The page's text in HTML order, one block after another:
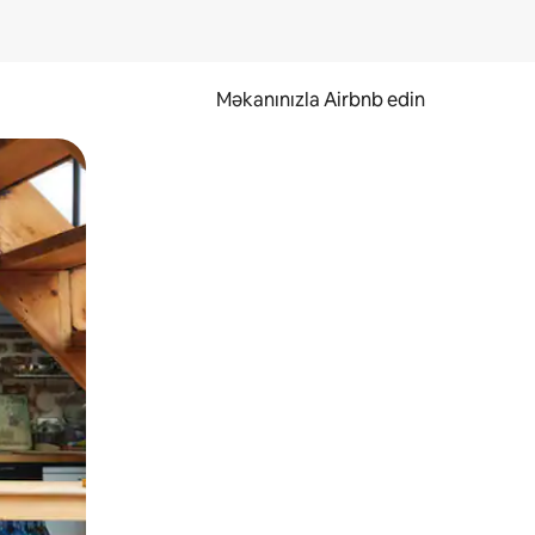
Məkanınızla Airbnb edin